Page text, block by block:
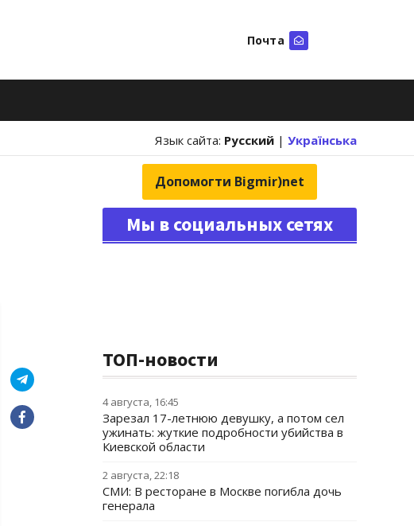
Почта
Язык сайта: Русский | Українська
Допомогти Bigmir)net
Мы в социальных сетях
ТОП-новости
4 августа, 16:45
Зарезал 17-летнюю девушку, а потом сел
ужинать: жуткие подробности убийства в
Киевской области
2 августа, 22:18
СМИ: В ресторане в Москве погибла дочь
генерала